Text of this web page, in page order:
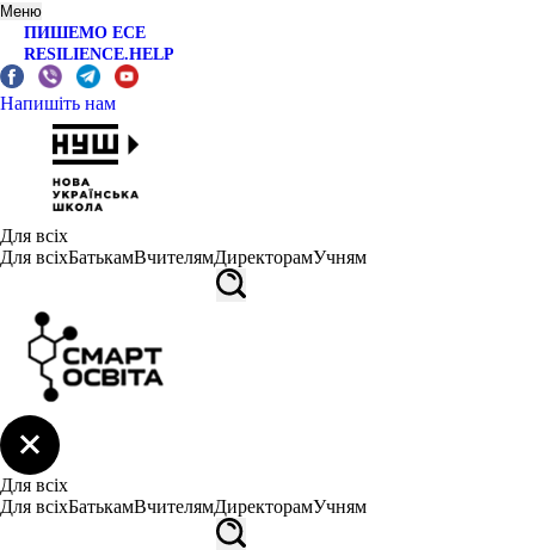
Меню
ПИШЕМО ЕСЕ
RESILIENCE.HELP
Напишіть нам
Для всіх
Для всіхБатькамВчителямДиректорамУчням
Для всіх
Для всіхБатькамВчителямДиректорамУчням